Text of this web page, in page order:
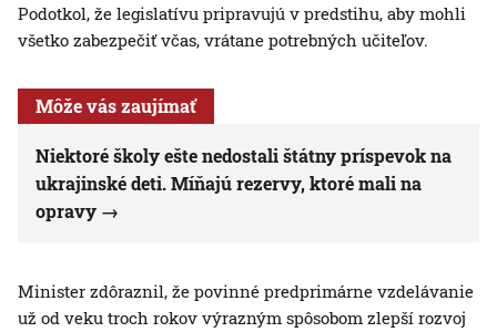
Podotkol, že legislatívu pripravujú v predstihu, aby mohli
všetko zabezpečiť včas, vrátane potrebných učiteľov.
Môže vás zaujímať
Niektoré školy ešte nedostali štátny príspevok na
ukrajinské deti. Míňajú rezervy, ktoré mali na
opravy
Minister zdôraznil, že povinné predprimárne vzdelávanie
už od veku troch rokov výrazným spôsobom zlepší rozvoj